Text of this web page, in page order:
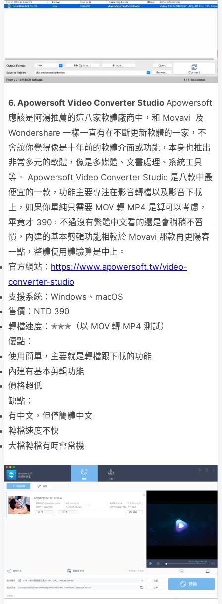
6. Apowersoft Video Converter Studio Apowersoft
應該是阿湯推薦的這八家軟體廠商中，和 Movavi 及
Wondershare 一樣一直有在不斷更新軟體的一家，不
會讓你覺得像是十年前的軟體介面或功能，本身也推出
非常多元的軟體，像是多媒體、文書處理、系統工具
等。 Apowersoft Video Converter Studio 是八款中最
便宜的一款，功能主要專注在影音轉檔以及影音下載
上，如果你單純只需要 MOV 轉 MP4 是算可以考慮，
畢竟才 390，不過沒有繁體中文看的還是會稍稍不習
慣，內建的基本剪輯功能相較於 Movavi 那款再更陽春
一點，整體使用體驗算是中上。
官方網站： https://www.apowersoft.tw/video-
converter-studio
支援系統：Windows、macOS
售價：NTD 390
轉檔速度：✭✭✭（以 MOV 轉 MP4 測試）
優點：
使用簡單，主要就是轉檔跟下載的功能
內建有基本剪輯功能
價格超低
缺點：
有中文，但僅簡體中文
轉檔速度不快
大檔轉檔有時會當機